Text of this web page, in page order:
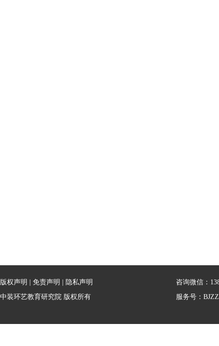
版权声明 免责声明
隐私声明
中装环艺教育研究院 版权所有
咨询微信：
服务号：